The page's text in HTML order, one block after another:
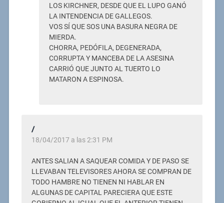
LOS KIRCHNER, DESDE QUE EL LUPO GANÓ
LA INTENDENCIA DE GALLEGOS.
VOS SÍ QUE SOS UNA BASURA NEGRA DE
MIERDA.
CHORRA, PEDÓFILA, DEGENERADA,
CORRUPTA Y MANCEBA DE LA ASESINA
CARRIÓ QUE JUNTO AL TUERTO LO
MATARON A ESPINOSA.
/
18/04/2017 a las 2:31 PM
ANTES SALIAN A SAQUEAR COMIDA Y DE PASO SE
LLEVABAN TELEVISORES AHORA SE COMPRAN DE
TODO HAMBRE NO TIENEN NI HABLAR EN
ALGUNAS DE CAPITAL PARECIERA QUE ESTE